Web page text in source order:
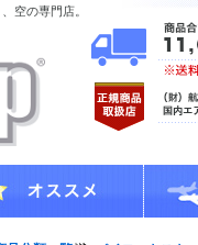
空の専門店。